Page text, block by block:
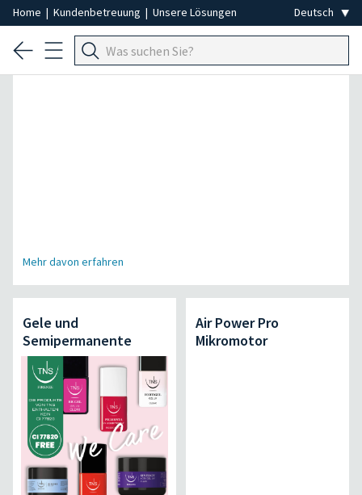
Home | Kundenbetreuung | Unsere Lösungen
Spezial Professionelle Haarentfernung
Mehr davon erfahren
Gele und
Semipermanente
Air Power Pro
Mikromotor